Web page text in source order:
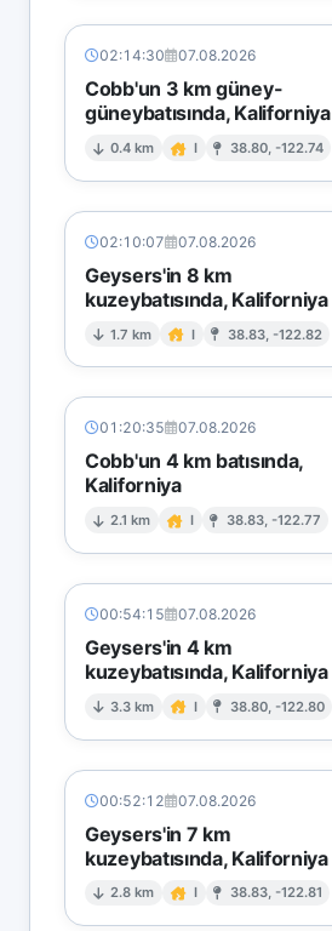
02:14:30 07.08.2026
Cobb'un 3 km güney-
güneybatısında, Kaliforniya
0.4 km I 38.80, -122.74
02:10:07 07.08.2026
Geysers'in 8 km
kuzeybatısında, Kaliforniya
1.7 km I 38.83, -122.82
01:20:35 07.08.2026
Cobb'un 4 km batısında,
Kaliforniya
2.1 km I 38.83, -122.77
00:54:15 07.08.2026
Geysers'in 4 km
kuzeybatısında, Kaliforniya
3.3 km I 38.80, -122.80
00:52:12 07.08.2026
Geysers'in 7 km
kuzeybatısında, Kaliforniya
2.8 km I 38.83, -122.81